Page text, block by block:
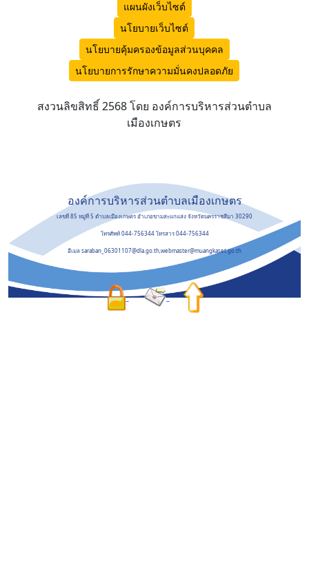
แผนผังเว็บไซต์
นโยบายเว็บไซต์
นโยบายคุ้มครองข้อมูลส่วนบุคคล
นโยบายการรักษาความมั่นคงปลอดภัย
สงวนลิขสิทธิ์ 2568 โดย องค์การบริหารส่วนตำบล
เมืองเกษตร
องค์การบริหารส่วนตำบลเมืองเกษตร
เลขที่ 85 หมู่ที่ 5 ตำบลเมืองเกษตร อำเภอขามสะแกแสง จังหวัดนครราชสีมา 30290
โทรศัพท์ 044-756344 โทรสาร 044-756344
อีเมล saraban_06301107@dla.go.th,webmaster@muangkaset.go.th